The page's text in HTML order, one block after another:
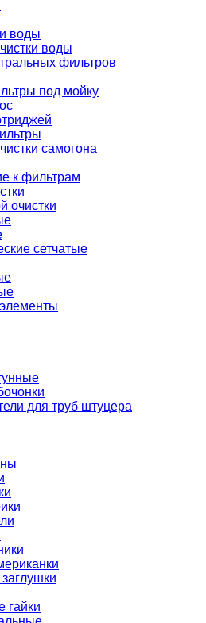
воды
воды
фильтров
под мойку
самогона
к фильтрам
очистки
сетчатые
для труб штуцера
гайки